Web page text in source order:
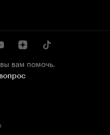
вам помочь.